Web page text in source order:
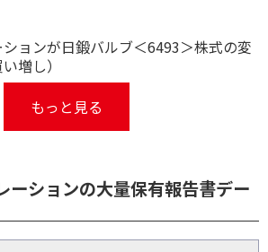
ョンが日鍛バルブ＜6493＞株式の変
増し）
もっと見る
ーションの大量保有報告書デー